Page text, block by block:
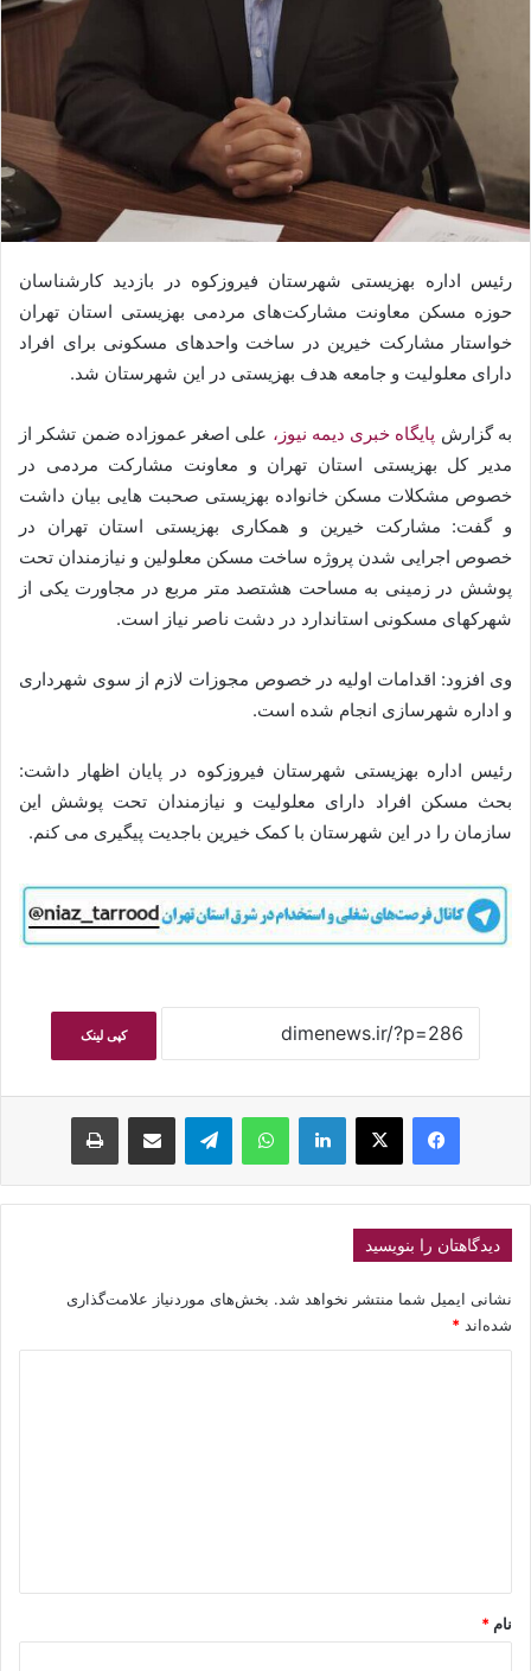
رئیس اداره بهزیستی شهرستان فیروزکوه در بازدید کارشناسان
حوزه مسکن معاونت مشارکت‌های مردمی بهزیستی استان تهران
خواستار مشارکت خیرین در ساخت واحدهای مسکونی برای افراد
دارای معلولیت و جامعه هدف بهزیستی در این شهرستان شد.
به گزارش پایگاه خبری دیمه نیوز، علی اصغر عموزاده ضمن تشکر از
مدیر کل بهزیستی استان تهران و معاونت مشارکت مردمی در
خصوص مشکلات مسکن خانواده بهزیستی صحبت هایی بیان داشت
و گفت: مشارکت خیرین و همکاری بهزیستی استان تهران در
خصوص اجرایی شدن پروژه ساخت مسکن معلولین و نیازمندان تحت
پوشش در زمینی به مساحت هشتصد متر مربع در مجاورت یکی از
شهرکهای مسکونی استاندارد در دشت ناصر نیاز است.
وی افزود: اقدامات اولیه در خصوص مجوزات لازم از سوی شهرداری
و اداره شهرسازی انجام شده است.
رئیس اداره بهزیستی شهرستان فیروزکوه در پایان اظهار داشت:
بحث مسکن افراد دارای معلولیت و نیازمندان تحت پوشش این
سازمان را در این شهرستان با کمک خیرین باجدیت پیگیری می کنم.
کپی لینک
فیسبوکایکس لینکداین واتس آپ تلگرام اشتراک گذاری با ایمیل چاپ
دیدگاهتان را بنویسید
نشانی ایمیل شما منتشر نخواهد شد. بخش‌های موردنیاز علامت‌گذاری
شده‌اند *
نام *